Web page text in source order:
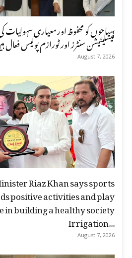
سیاحوں کو محفوظ اور معیاری
فیسلیٹیشن سنٹرز اور ٹورازم پولیس
August 7, 2026
Riaz Khan says sports
positive activities and play
in building a healthy society
Irrigation...
August 7, 2026